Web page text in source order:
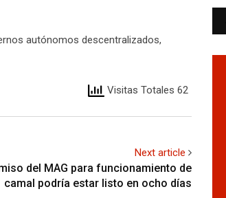
autónomos descentralizados,
Visitas Totales 62
Next article
del MAG para funcionamiento de
camal podría estar listo en ocho días